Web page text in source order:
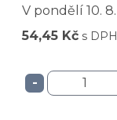
V pondělí 10. 8.
54,45 Kč s DPH
-